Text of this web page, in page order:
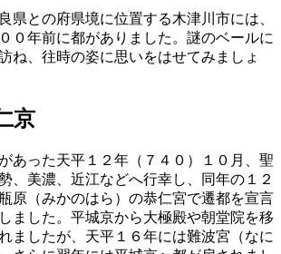
県との府県境に位置する木津川市には、
０年前に都がありました。謎のベールに
ね、往時の姿に思いをはせてみましょ
京
あった天平１２年（７４０）１０月、聖
、美濃、近江などへ行幸し、同年の１２
原（みかのはら）の恭仁宮で遷都を宣言
ました。平城京から大極殿や朝堂院を移
ましたが、天平１６年には難波宮（なに